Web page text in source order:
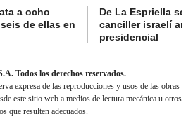
a ocho
de ellas en
De La Espriella se
canciller israelí
presidencial
Todos los derechos reservados.
expresa de las reproducciones y usos de las obras
este sitio web a medios de lectura mecánica u otros
que resulten adecuados.